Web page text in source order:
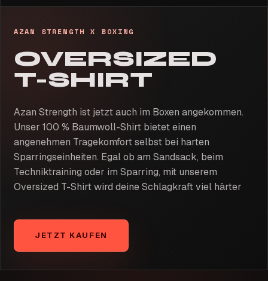
AZAN STRENGTH X BOXING
OVERSIZED
T-SHIRT
Azan Strength ist jetzt auch im Boxen angekommen.
Unser 100 % Baumwoll-Shirt bietet einen
angenehmen Tragekomfort selbst bei harten
Sparringseinheiten. Egal ob am Sandsack, beim
Techniktraining oder im Sparring, mit unserem
Oversized T-Shirt wird deine Schlagkraft viel härter
JETZT KAUFEN